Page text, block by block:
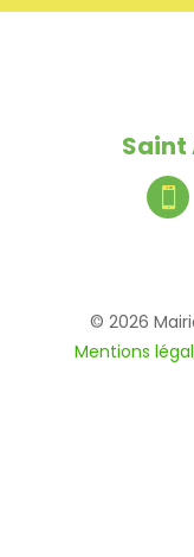
Saint

© 2026
Mentions